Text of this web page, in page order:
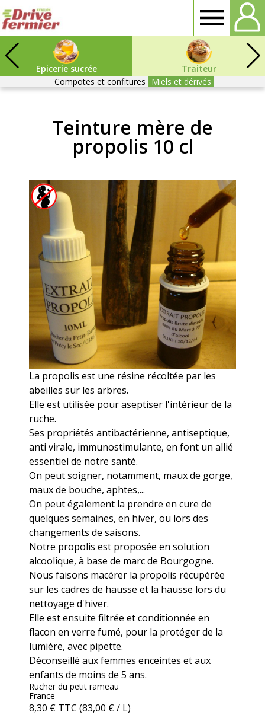
Fermier
Avallon
Epicerie sucrée
Traiteur
Compotes et confitures
Miels et dérivés
Teinture mère de
propolis 10 cl
La propolis est une résine récoltée par les
abeilles sur les arbres.
Elle est utilisée pour aseptiser l'intérieur de la
ruche.
Ses propriétés antibactérienne, antiseptique,
anti virale, immunostimulante, en font un allié
essentiel de notre santé.
On peut soigner, notamment, maux de gorge,
maux de bouche, aphtes,...
On peut également la prendre en cure de
quelques semaines, en hiver, ou lors des
changements de saisons.
Notre propolis est proposée en solution
alcoolique, à base de marc de Bourgogne.
Nous faisons macérer la propolis récupérée
sur les cadres de hausse et la hausse lors du
nettoyage d'hiver.
Elle est ensuite filtrée et conditionnée en
flacon en verre fumé, pour la protéger de la
lumière, avec pipette.
Déconseillé aux femmes enceintes et aux
enfants de moins de 5 ans.
Rucher du petit rameau
France
8,30 € TTC (83,00 € / L)